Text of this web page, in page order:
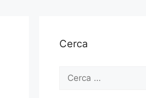
Cerca
Ricerca